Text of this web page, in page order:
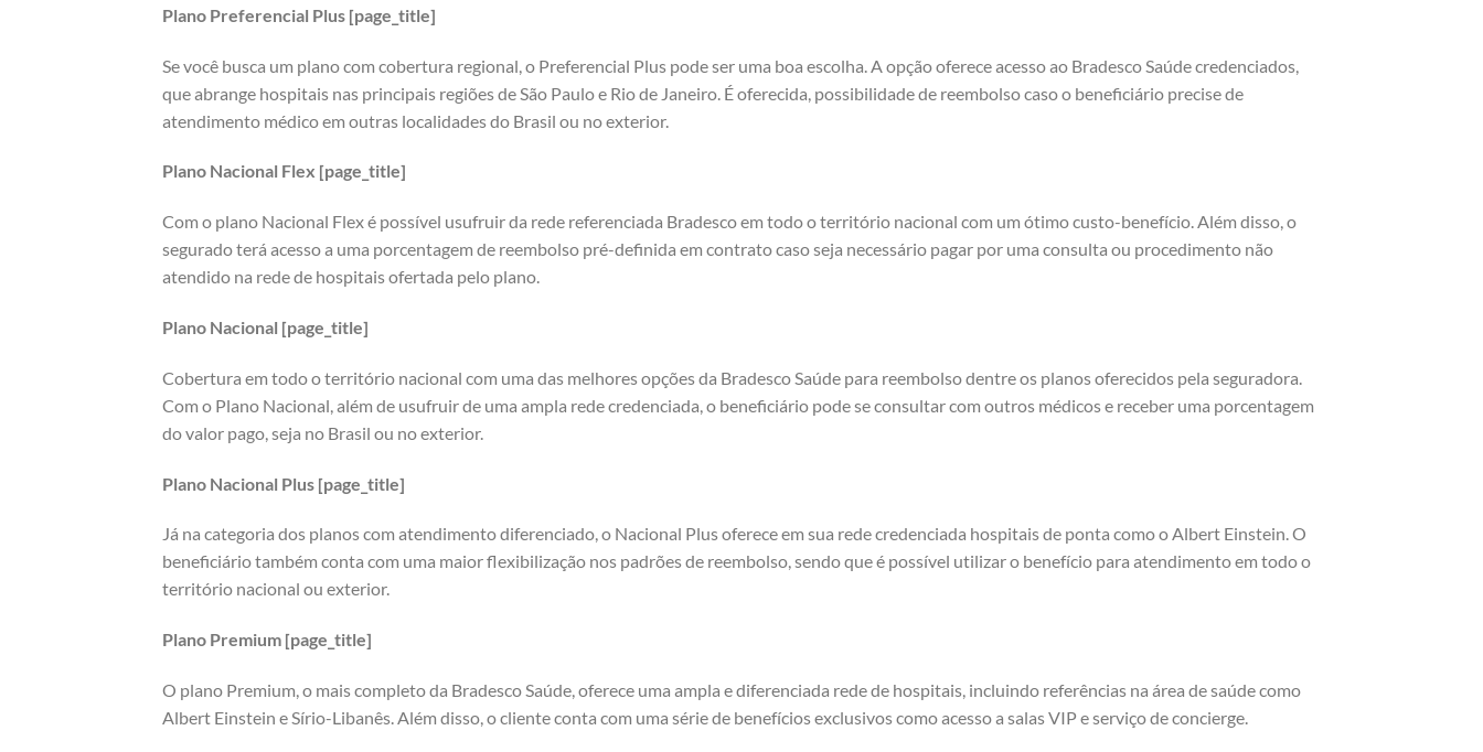
Plano Preferencial Plus [page_title]
Se você busca um plano com cobertura regional, o Preferencial Plus pode ser uma boa escolha. A opção oferece acesso ao Bradesco Saúde credenciados,
que abrange hospitais nas principais regiões de São Paulo e Rio de Janeiro. É oferecida, possibilidade de reembolso caso o beneficiário precise de
atendimento médico em outras localidades do Brasil ou no exterior.
Plano Nacional Flex [page_title]
Com o plano Nacional Flex é possível usufruir da rede referenciada Bradesco em todo o território nacional com um ótimo custo-benefício. Além disso, o
segurado terá acesso a uma porcentagem de reembolso pré-definida em contrato caso seja necessário pagar por uma consulta ou procedimento não
atendido na rede de hospitais ofertada pelo plano.
Plano Nacional [page_title]
Cobertura em todo o território nacional com uma das melhores opções da Bradesco Saúde para reembolso dentre os planos oferecidos pela seguradora.
Com o Plano Nacional, além de usufruir de uma ampla rede credenciada, o beneficiário pode se consultar com outros médicos e receber uma porcentagem
do valor pago, seja no Brasil ou no exterior.
Plano Nacional Plus [page_title]
Já na categoria dos planos com atendimento diferenciado, o Nacional Plus oferece em sua rede credenciada hospitais de ponta como o Albert Einstein. O
beneficiário também conta com uma maior flexibilização nos padrões de reembolso, sendo que é possível utilizar o benefício para atendimento em todo o
território nacional ou exterior.
Plano Premium [page_title]
O plano Premium, o mais completo da Bradesco Saúde, oferece uma ampla e diferenciada rede de hospitais, incluindo referências na área de saúde como
Albert Einstein e Sírio-Libanês. Além disso, o cliente conta com uma série de benefícios exclusivos como acesso a salas VIP e serviço de concierge.